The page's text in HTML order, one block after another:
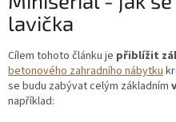
lavička
Cílem tohoto článku je přiblížit
betonového zahradního nábytku
se budu zabývat celým základním
například: